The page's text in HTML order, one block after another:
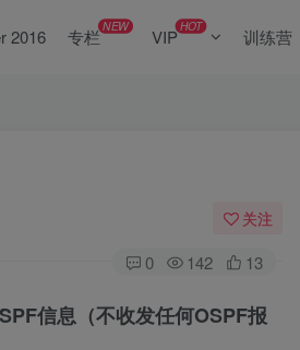
2016 专栏NEW VIPHOT 训练营
关注
0 142 13
信息（不收发任何OSPF报